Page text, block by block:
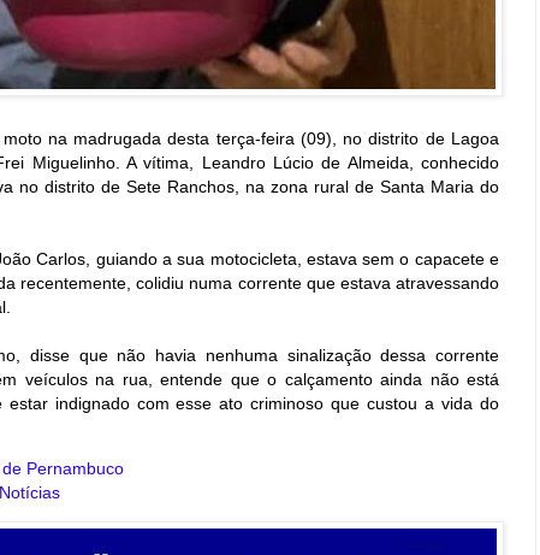
na madrugada desta terça-feira (09), no distrito de Lagoa
Miguelinho. A vítima, Leandro Lúcio de Almeida, conhecido
no distrito de Sete Ranchos, na zona rural de Santa Maria do
Carlos, guiando a sua motocicleta, estava sem o capacete e
recentemente, colidiu numa corrente que estava atravessando
disse que não havia nenhuma sinalização dessa corrente
veículos na rua, entende que o calçamento ainda não está
indignado com esse ato criminoso que custou a vida do
Pernambuco